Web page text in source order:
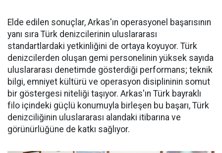
Elde edilen sonuçlar, Arkas'ın operasyonel başarısının
yanı sıra Türk denizcilerinin uluslararası
standartlardaki yetkinliğini de ortaya koyuyor. Türk
denizcilerden oluşan gemi personelinin yüksek sayıda
uluslararası denetimde gösterdiği performans; teknik
bilgi, emniyet kültürü ve operasyon disiplininin somut
bir göstergesi niteliği taşıyor. Arkas'ın Türk bayraklı
filo içindeki güçlü konumuyla birleşen bu başarı, Türk
denizciliğinin uluslararası alandaki itibarına ve
görünürlüğüne de katkı sağlıyor.